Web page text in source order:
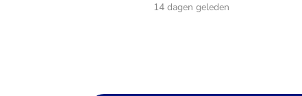
14 dagen geleden